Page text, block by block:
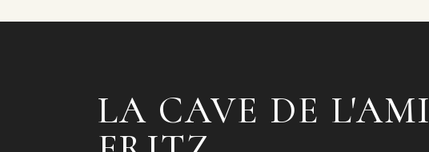
LA CAVE DE L'AMI